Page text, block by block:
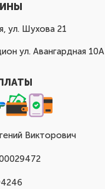
ул. Шухова 21
ул. Авангардная 10А
Викторович